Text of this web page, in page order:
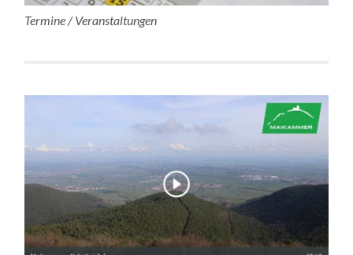
Termine / Veranstaltungen